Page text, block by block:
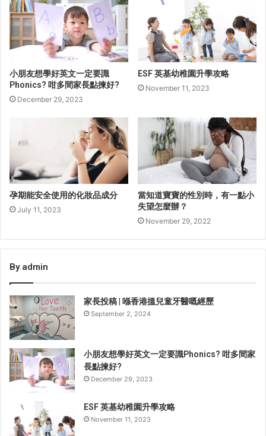
小朋友想學好英文一定要識
Phonics? 咁多間家長點揀好?
December 29, 2023
ESF 英基幼稚園升學攻略
November 11, 2023
孕期能安全使用的化妝品成分
July 11, 2023
當知道寶寶的性別時，有一點小
失望怎麼辦？
November 29, 2022
By admin
家長投稿 | 喺香港搵兒童牙醫嘅經歷
September 2, 2024
小朋友想學好英文一定要識Phonics? 咁多間家
長點揀好?
December 29, 2023
ESF 英基幼稚園升學攻略
November 11, 2023